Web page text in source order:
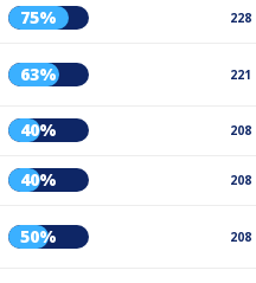
75% 228
63% 221
40% 208
40% 208
50% 208